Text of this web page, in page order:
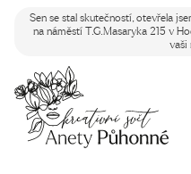
Sen se stal skutečností, otevřela
na náměstí T.G.Masaryka 215 v
vaši